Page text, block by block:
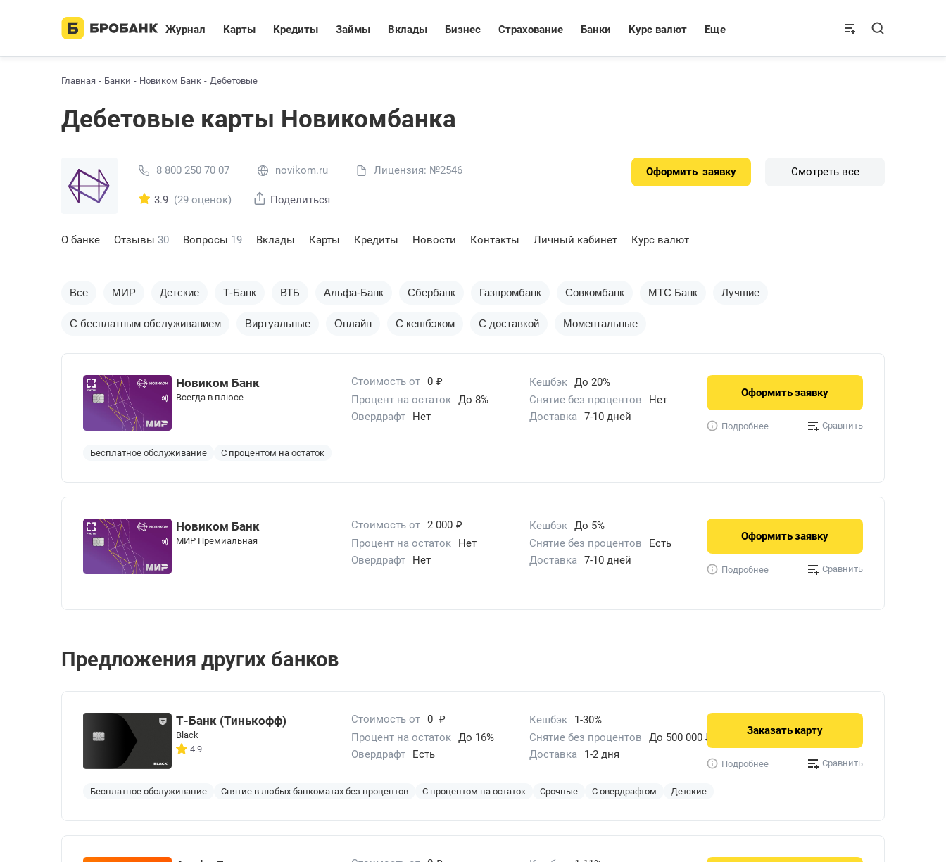
Журнал Карты Кредиты Займы Вклады Бизнес Страхование Банки Курс валют Еще
Главная Банки Новиком Банк Дебетовые
Дебетовые карты Новикомбанка
8 800 250 70 07 novikom.ru Лицензия: №2546
3.9 (29 оценок) Поделиться
Оформить заявку Смотреть все
О банке Отзывы 30 Вопросы 19 Вклады Карты Кредиты Новости Контакты Личный кабинет Курс валют
Все МИР Детские Т-Банк ВТБ Альфа-Банк Сбербанк Газпромбанк Совкомбанк МТС Банк Лучшие
С бесплатным обслуживанием Виртуальные Онлайн С кешбэком С доставкой Моментальные
Новиком Банк
Всегда в плюсе
Стоимость от 0 ₽ Кешбэк До 20%
Процент на остаток До 8% Снятие без процентов
Нет
Овердрафт
Нет Доставка 7-10 дней
Бесплатное обслуживание С процентом на остаток
Оформитьзаявку
Подробнее Сравнить
Новиком Банк
МИР Премиальная
Стоимость от 2 000 ₽ Кешбэк До 5%
Процент на остаток
Нет Снятие без процентов
Есть
Овердрафт
Нет Доставка 7-10 дней
Оформитьзаявку
Подробнее Сравнить
Предложения других банков
Т-Банк (Тинькофф)
Black
4.9
Стоимость от 0 ₽ Кешбэк
1-30%
Процент на остаток До 16% Снятие без процентов
До 500 000 ₽/мес.
Овердрафт
Есть Доставка 1-2 дня
Бесплатное обслуживание Снятие в любых банкоматах без процентов С процентом на остаток Срочные С овердрафтом Детские
Заказать карту
Подробнее Сравнить